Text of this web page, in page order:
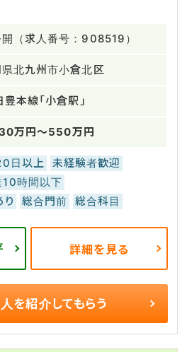
（求人番号：908519）
北九州市小倉北区
本線「小倉駅」
万円～550万円
日以上
未経験者歓迎
10時間以下
総合門前 総合科目
詳細を見る
を紹介してもらう